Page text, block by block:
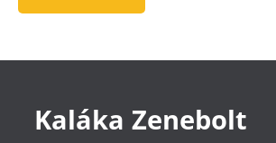
Kaláka Zenebolt